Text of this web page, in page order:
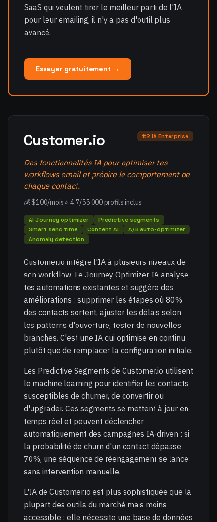
SaaS qui veulent tirer le meilleur parti de l'IA
pour leur emailing, il n'y a pas d'outil plus
avancé.
Essayer gratuitement →
Customer.io #2 IA Enterprise
Des fonctionnalités IA pour optimiser tes
workflows email et prédire le comportement de
chaque contact.
💰 $100/mois⭐ 4.7/55 000 profils inclus
AI Journey optimizer
Predictive segments
Smart send time
Content AI
A/B auto-optimizer
Anomaly detection
Customer.io intègre l'IA à plusieurs niveaux de
son workflow. Le Journey Optimizer IA analyse
tes automations existantes et suggère des
améliorations : supprimer les étapes où 80%
des contacts sortent, ajuster les délais selon
les patterns d'ouverture, tester de nouvelles
branches. C'est une IA qui optimise en continu
plutôt que de remplacer la configuration initiale.
Les Predictive Segments de Customer.io utilisent
le machine learning pour identifier les contacts
susceptibles de churner, de convertir ou
d'upgrader. Ces segments se mettent à jour en
temps réel et peuvent déclencher
automatiquement des campagnes IA-driven : si
la probabilité de churn d'un contact dépasse
70%, une séquence de réengagement se lance
sans intervention manuelle.
L'IA de Customer.io est plus sophistiquée que la
plupart des outils du marché mais moins
accessible : elle nécessite une base de données